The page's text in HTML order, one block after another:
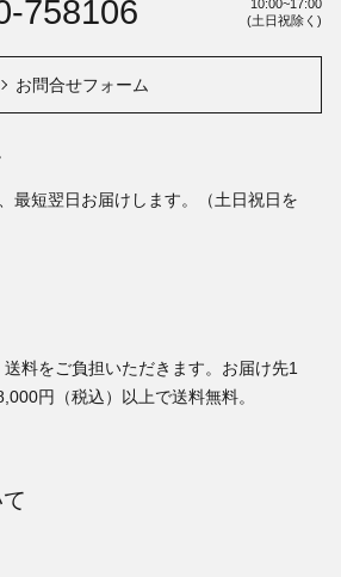
758106
10:00~17:00
(土日祝除く)
お問合せフォーム
最短翌日お届けします。（土日祝日を
料をご負担いただきます。お届け先1
円（税込）以上で送料無料。